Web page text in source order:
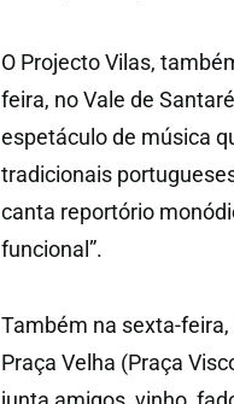
O Projecto Vilas,
feira, no Vale de
espetáculo de música
tradicionais
canta reportório
funcional”.
Também na sexta-feira,
Praça Velha (Praça